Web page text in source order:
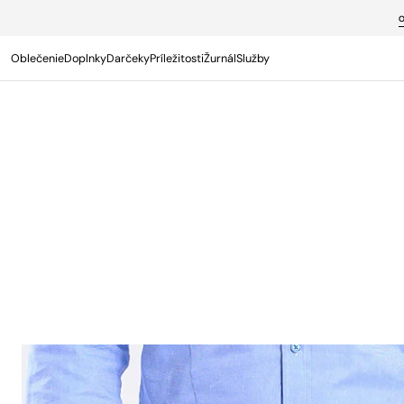
OblečenieDoplnkyDarčekyPríležitostiŽurnálSlužby